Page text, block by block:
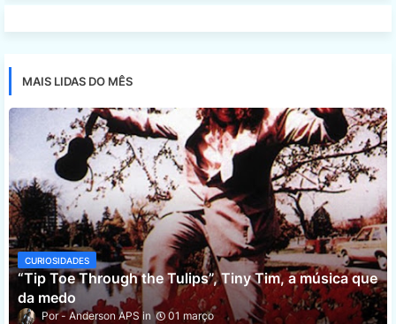
MAIS LIDAS DO MÊS
CURIOSIDADES
“Tip Toe Through the Tulips”, Tiny Tim, a música que
da medo
Anderson APS 01 março